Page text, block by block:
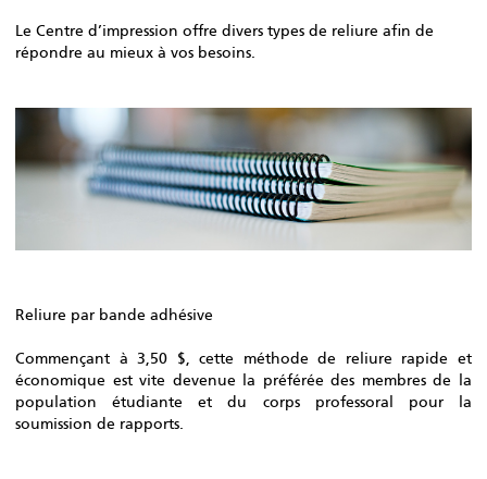
Le Centre d’impression offre divers types de reliure afin de
répondre au mieux à vos besoins.
Reliure par bande adhésive
Commençant à 3,50 $, cette méthode de reliure rapide et
économique est vite devenue la préférée des membres de la
population étudiante et du corps professoral pour la
soumission de rapports.